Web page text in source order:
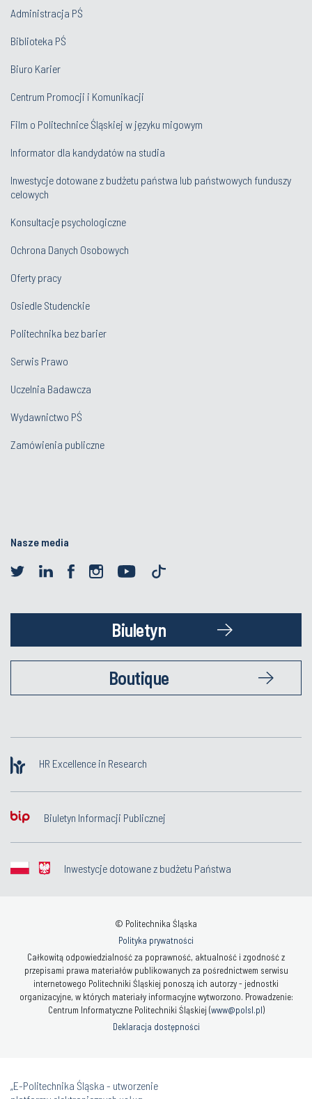
Administracja PŚ
Biblioteka PŚ
Biuro Karier
Centrum Promocji i Komunikacji
Film o Politechnice Śląskiej w języku migowym
Informator dla kandydatów na studia
Inwestycje dotowane z budżetu państwa lub państwowych funduszy
celowych
Konsultacje psychologiczne
Ochrona Danych Osobowych
Oferty pracy
Osiedle Studenckie
Politechnika bez barier
Serwis Prawo
Uczelnia Badawcza
Wydawnictwo PŚ
Zamówienia publiczne
Nasze media
Biuletyn
Boutique
HR Excellence in Research
Biuletyn Informacji Publicznej
Inwestycje dotowane z budżetu Państwa
© Politechnika Śląska
Polityka prywatności
Całkowitą odpowiedzialność za poprawność, aktualność i zgodność z
przepisami prawa materiałów publikowanych za pośrednictwem serwisu
internetowego Politechniki Śląskiej ponoszą ich autorzy - jednostki
organizacyjne, w których materiały informacyjne wytworzono. Prowadzenie:
Centrum Informatyczne Politechniki Śląskiej (www@polsl.pl)
Deklaracja dostępności
„E-Politechnika Śląska - utworzenie